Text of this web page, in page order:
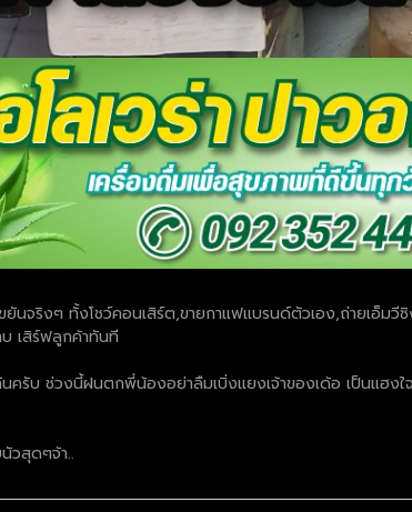
จริงๆ ทั้งโชว์คอนเสิร์ต,ขายกาแฟแบรนด์ตัวเอง,ถ่ายเอ็มวี
เสิร์ฟลูกค้าทันที
ครับ ช่วงนี้ฝนตกพี่น้องอย่าลืมเบิ่งแยงเจ้าของเด้อ เป็นแฮ
วสุดๆจ้า..